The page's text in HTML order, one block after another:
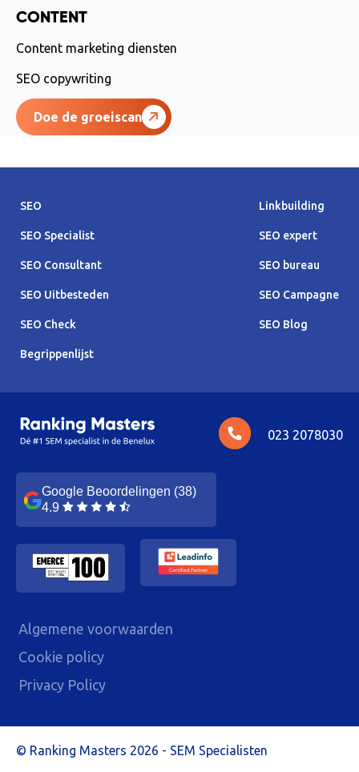
CONTENT
Content marketing diensten
SEO copywriting
Doe de groeiscan
SEO Linkbuilding
SEO Specialist SEO expert
SEO Consultant SEO bureau
SEO Uitbesteden SEO Campagne
SEO Check SEO Blog
Begrippenlijst
023 2078030
Google Beoordelingen (38)
4.9
Ranking Masters 2026 - SEM Specialisten
Algemene voorwaarden
Cookie policy
Privacy Policy